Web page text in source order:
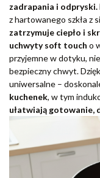
zadrapania i odpryski.
z hartowanego szkła z
zatrzymuje ciepło i
uchwyty soft touch o
przyjemne w dotyku,
bezpieczny chwyt.
uniwersalne –
kuchenek, w tym
ułatwiają gotowanie,